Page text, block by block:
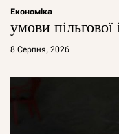
Економіка
умови
8 Серпня, 2026